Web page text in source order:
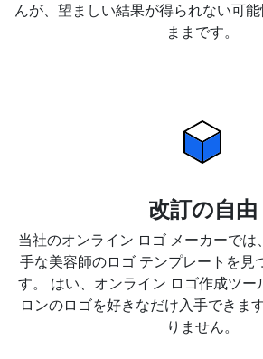
んが、望ましい結果が得られない可
ままです。
改訂の自由
当社のオンライン ロゴ メーカーでは
手な美容師のロゴ テンプレートを見
す。 はい、オンライン ロゴ作成ツー
ロンのロゴを好きなだけ入手できま
りません。